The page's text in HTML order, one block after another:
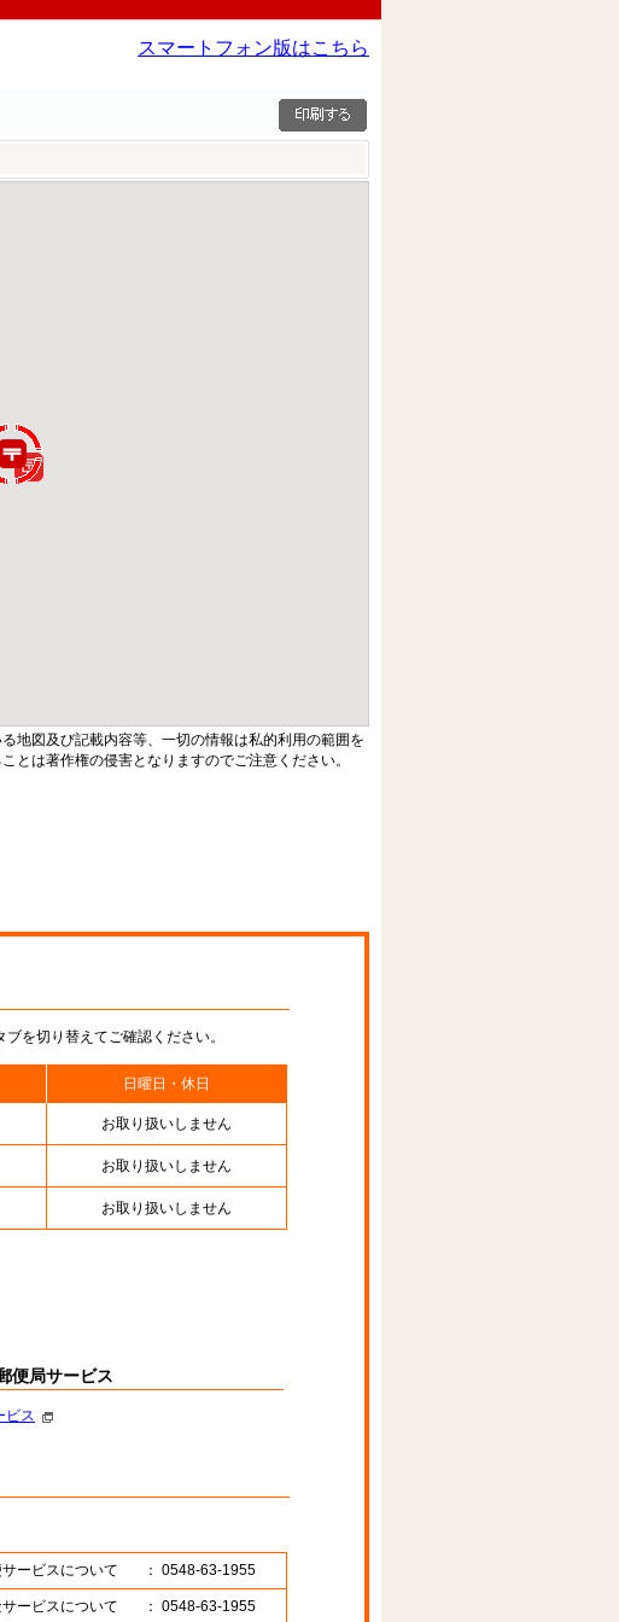
スマートフォン版はこちら
地図及び記載内容等、一切の情報は私的利用の範囲を
とは著作権の侵害となりますのでご注意ください。
を切り替えてご確認ください。
日曜日・休日
お取り扱いしません
お取り扱いしません
お取り扱いしません
便局サービス
ビス
ービスについて ： 0548-63-1955
ービスについて ： 0548-63-1955